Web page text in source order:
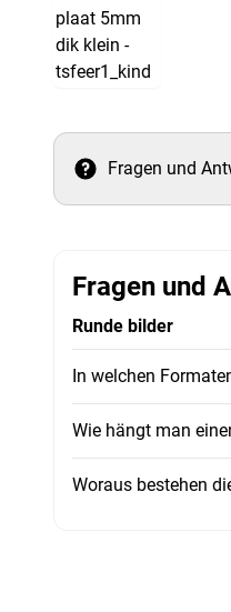
Fragen und
Fragen und
Runde bilder
In welchen
Wie hängt man
Woraus bestehen